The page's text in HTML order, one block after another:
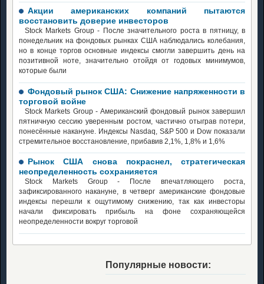
Акции американских компаний пытаются
восстановить доверие инвесторов
Stock Markets Group - После значительного роста в пятницу, в
понедельник на фондовых рынках США наблюдались колебания,
но в конце торгов основные индексы смогли завершить день на
позитивной ноте, значительно отойдя от годовых минимумов,
которые были
Фондовый рынок США: Снижение напряженности в
торговой войне
Stock Markets Group - Американский фондовый рынок завершил
пятничную сессию уверенным ростом, частично отыграв потери,
понесённые накануне. Индексы Nasdaq, S&P 500 и Dow показали
стремительное восстановление, прибавив 2,1%, 1,8% и 1,6%
Рынок США снова покраснел, стратегическая
неопределенность сохранияется
Stock Markets Group - После впечатляющего роста,
зафиксированного накануне, в четверг американские фондовые
индексы перешли к ощутимому снижению, так как инвесторы
начали фиксировать прибыль на фоне сохраняющейся
неопределенности вокруг торговой
Популярные новости: